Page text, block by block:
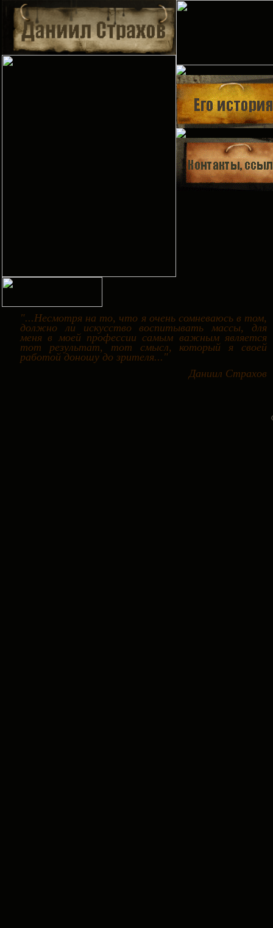
"...Несмотря на то, что я очень сомневаюсь в том,
должно ли искусство воспитывать массы, для
меня в моей профессии самым важным является
тот результат, тот смысл, который я своей
работой доношу до зрителя..."
Даниил Страхов